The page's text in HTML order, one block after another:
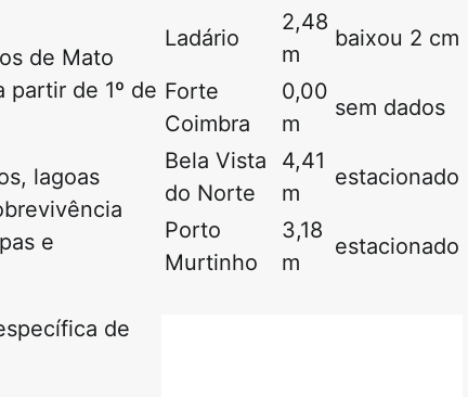
de Mato
partir de 1º de
lagoas
e
de
Ladário
2,48
m
baixou 2 cm
Forte
Coimbra
0,00
m
sem dados
Bela Vista
do Norte
4,41
m
estacionado
Porto
Murtinho
3,18
m
estacionado